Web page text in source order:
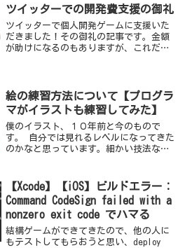
できていません、狂人の領域だと思いま
す。 なぜ孤独かというと、個人制作の場
合、目的も内容も誰とも共有されないた
めです。
ツイッターでの開発費支援の御礼
ツイッターで個人開発ゲームに支援いた
だきました！その御礼の記事です。金額
が助けになるのもありますが、これだけ
更新)。素材のクオリティアップと日々の
食費に使わせて頂きます！まだなんの実
績もない内にこれだけの応援を頂いたこ
と、胸に刻みます。
絵の練習方法について【プログラ
マがイラストも練習してみた】
僕のイラスト、１０年前と今のもので
す。 自分では見れるレベルになってきた
のかなと思っています。細かい技法なん
たかを書きます。半分読み物的なもので
す。このブログの記事は全部そうです
が・・。
【Xcode】【iOS】ビルドエラー：
Command CodeSign failed with a
nonzero exit code でハマる
結構ゲームができてきたので、他の人に
もテストしてもらおうと思い、deploy